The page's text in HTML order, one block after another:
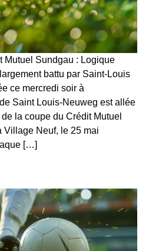
Mutuel Sundgau : Logique
battu par Saint-Louis
ce mercredi soir à
Saint Louis-Neuweg est allée
la coupe du Crédit Mutuel
Village Neuf, le 25 mai
[…]